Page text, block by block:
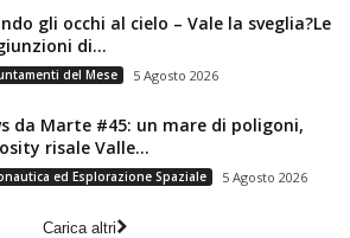
gli occhi al cielo – Vale la sveglia?Le
di...
del Mese 5 Agosto 2026
da Marte #45: un mare di poligoni,
risale Valle...
ed Esplorazione Spaziale 5 Agosto 2026
Carica altri